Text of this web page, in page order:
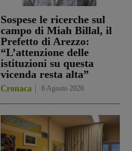
Sospese le ricerche sul
campo di Miah Billal, il
Prefetto di Arezzo:
“L’attenzione delle
istituzioni su questa
vicenda resta alta”
Cronaca 6 Agosto 2026